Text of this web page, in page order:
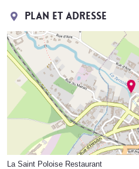
Plan et adresse
La Saint Poloise Restaurant